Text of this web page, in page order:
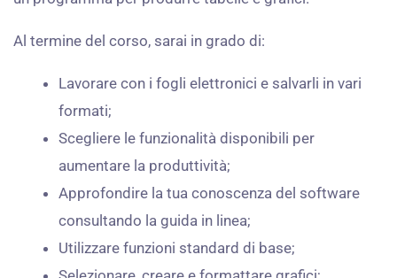
Al termine del corso, sarai in grado di:
Lavorare con i fogli elettronici e salvarli in vari
formati;
Scegliere le funzionalità disponibili per
aumentare la produttività;
Approfondire la tua conoscenza del software
consultando la guida in linea;
Utilizzare funzioni standard di base;